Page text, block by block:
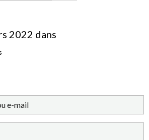
2022 dans